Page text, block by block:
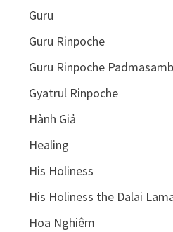
Guru
Guru Rinpoche
Guru Rinpoche
Gyatrul Rinpoche
Hành Giả
Healing
His Holiness
His Holiness the Dalai
Hoa Nghiêm